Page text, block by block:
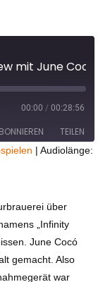
mit June Cocó
00:00 / 00:28:56
TEILEN
|Audiolänge:
über
„Infinity
June Cocó
gemacht. Also
war